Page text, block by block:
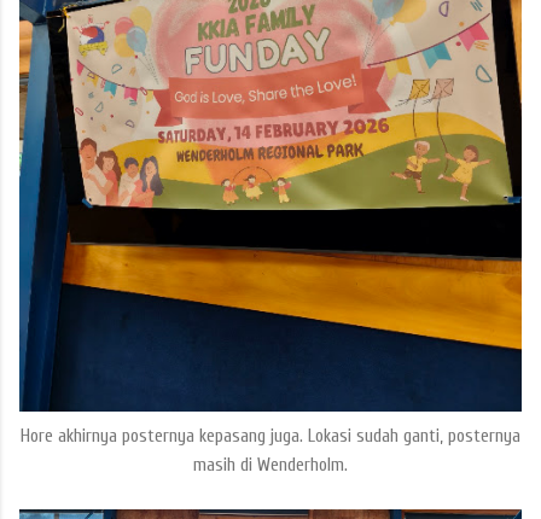
Hore akhirnya posternya kepasang juga. Lokasi sudah ganti, posternya
masih di Wenderholm.